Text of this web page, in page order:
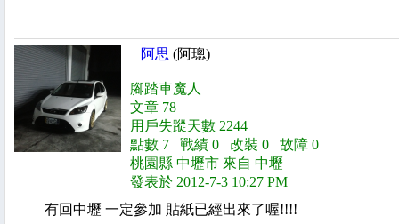
阿思 (阿璁)
腳踏車魔人
文章 78
用戶失蹤天數 2244
點數 7 戰績 0 改裝 0 故障 0
桃園縣 中壢市 來自 中壢
發表於 2012-7-3 10:27 PM
有回中壢 一定參加 貼紙已經出來了喔!!!!